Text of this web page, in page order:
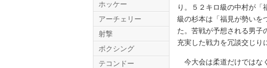
り。５２キロ級の中村が「
級の杉本は「福見が勢いを
た。苦戦が予想される男子
充実した戦力を冗談交じり
今大会は柔道だけではな
ホッケー
アーチェリー
射撃
ボクシング
テコンドー